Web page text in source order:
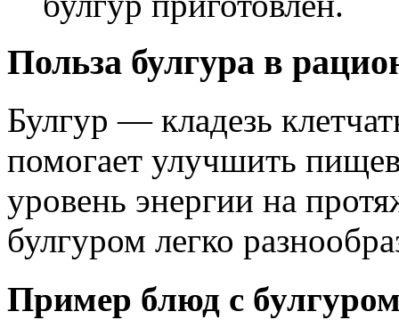
Польза булгура в
Булгур — кладезь
помогает улучшить
уровень энергии на
булгуром легко
Пример блюд с